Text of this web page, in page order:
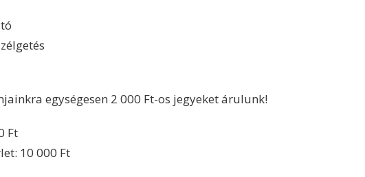
egységesen 2 000 Ft-os jegyeket árulunk!
Ft
10 000 Ft